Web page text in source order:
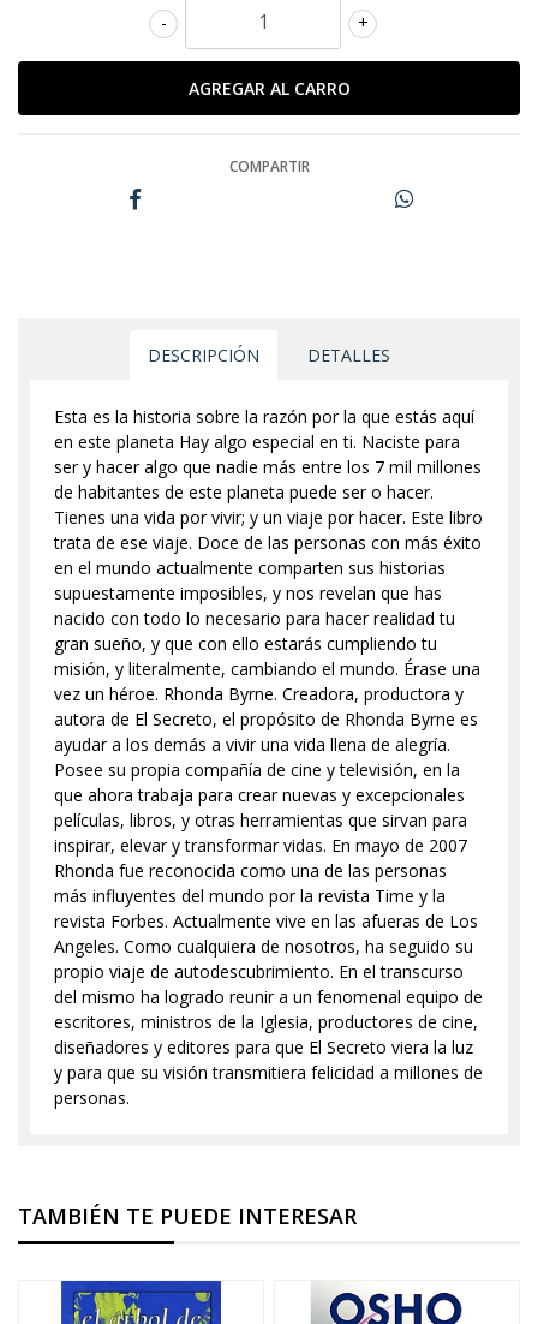
+
-
COMPARTIR
DESCRIPCIÓN DETALLES
Esta es la historia sobre la razón por la que estás aquí
en este planeta Hay algo especial en ti. Naciste para
ser y hacer algo que nadie más entre los 7 mil millones
de habitantes de este planeta puede ser o hacer.
Tienes una vida por vivir; y un viaje por hacer. Este libro
trata de ese viaje. Doce de las personas con más éxito
en el mundo actualmente comparten sus historias
supuestamente imposibles, y nos revelan que has
nacido con todo lo necesario para hacer realidad tu
gran sueño, y que con ello estarás cumpliendo tu
misión, y literalmente, cambiando el mundo. Érase una
vez un héroe. Rhonda Byrne. Creadora, productora y
autora de El Secreto, el propósito de Rhonda Byrne es
ayudar a los demás a vivir una vida llena de alegría.
Posee su propia compañía de cine y televisión, en la
que ahora trabaja para crear nuevas y excepcionales
películas, libros, y otras herramientas que sirvan para
inspirar, elevar y transformar vidas. En mayo de 2007
Rhonda fue reconocida como una de las personas
más influyentes del mundo por la revista Time y la
revista Forbes. Actualmente vive en las afueras de Los
Angeles. Como cualquiera de nosotros, ha seguido su
propio viaje de autodescubrimiento. En el transcurso
del mismo ha logrado reunir a un fenomenal equipo de
escritores, ministros de la Iglesia, productores de cine,
diseñadores y editores para que El Secreto viera la luz
y para que su visión transmitiera felicidad a millones de
personas.
TAMBIÉN TE PUEDE INTERESAR